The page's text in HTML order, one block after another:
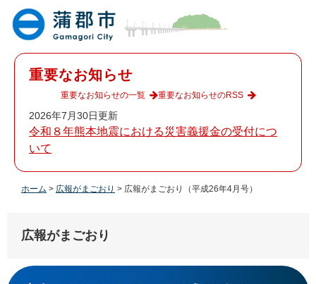
重要なお知らせ
2026年7月30日更新
令和８年熊本地震における災害義援金の受付につ
いて
重要なお知らせの一覧 重要なお知らせのRSS
ホーム > 広報がまごおり > 広報がまごおり（平成26年4月号）
広報がまごおり
本